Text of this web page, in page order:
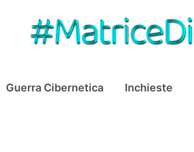
Guerra Cibernetica Inchieste